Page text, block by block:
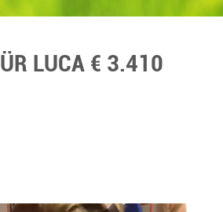
LUCA € 3.410